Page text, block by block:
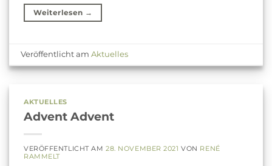
Weiterlesen →
Veröffentlicht amAktuelles
AKTUELLES
Advent Advent
VERÖFFENTLICHT AM28. NOVEMBER 2021 VON RENÉ
RAMMELT